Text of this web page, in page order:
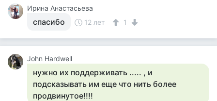
Ирина Анастасьева
спасибо 12 лет 1
John Hardwell
нужно их поддерживать ..... , и
подсказывать им еще что нить более
продвинутое!!!!